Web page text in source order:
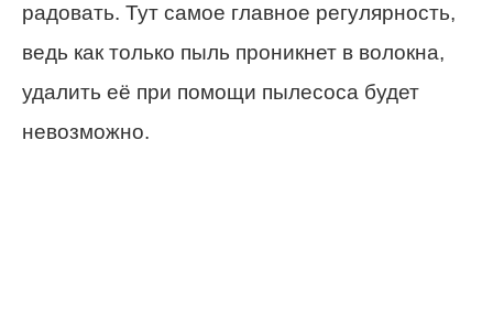
радовать. Тут самое главное регулярность,
ведь как только пыль проникнет в волокна,
удалить её при помощи пылесоса будет
невозможно.